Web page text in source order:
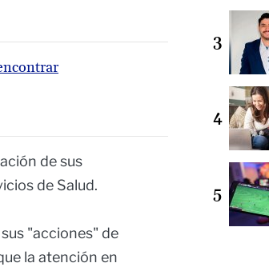
de sus
de Salud.
"acciones" de
la atención en